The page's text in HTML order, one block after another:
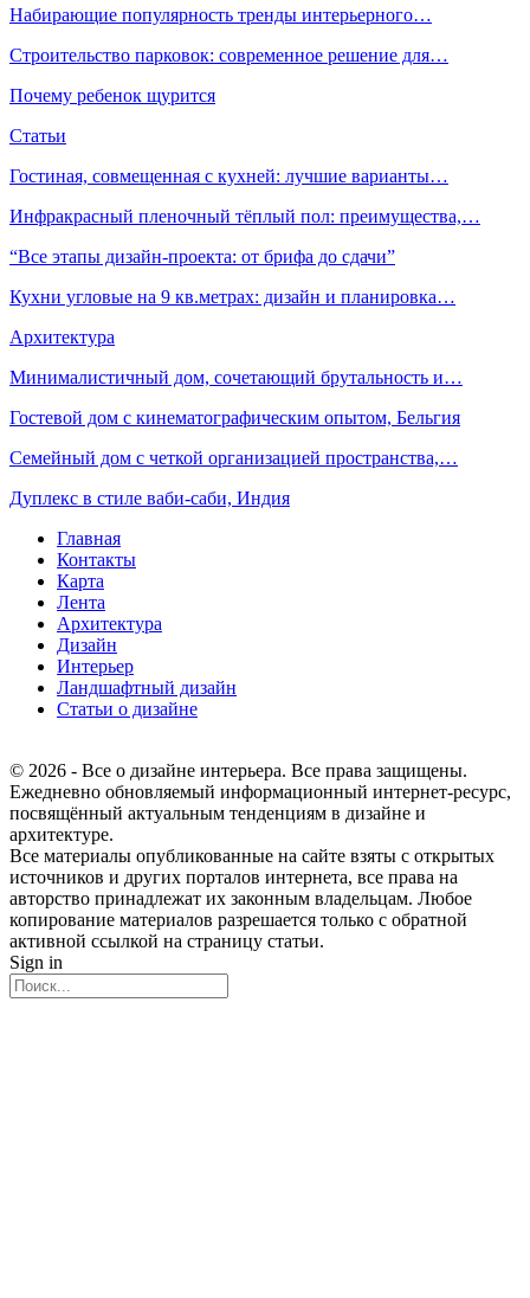
Набирающие популярность тренды интерьерного…
Строительство парковок: современное решение для…
Почему ребенок щурится
Статьи
Гостиная, совмещенная с кухней: лучшие варианты…
Инфракрасный пленочный тёплый пол: преимущества,…
“Все этапы дизайн-проекта: от брифа до сдачи”
Кухни угловые на 9 кв.метрах: дизайн и планировка…
Архитектура
Минималистичный дом, сочетающий брутальность и…
Гостевой дом с кинематографическим опытом, Бельгия
Семейный дом с четкой организацией пространства,…
Дуплекс в стиле ваби-саби, Индия
Главная
Контакты
Карта
Лента
Архитектура
Дизайн
Интерьер
Ландшафтный дизайн
Статьи о дизайне
© 2026 - Все о дизайне интерьера. Все права защищены.
Ежедневно обновляемый информационный интернет-ресурс,
посвящённый актуальным тенденциям в дизайне и
архитектуре.
Все материалы опубликованные на сайте взяты с открытых
источников и других порталов интернета, все права на
авторство принадлежат их законным владельцам. Любое
копирование материалов разрешается только с обратной
активной ссылкой на страницу статьи.
Sign in